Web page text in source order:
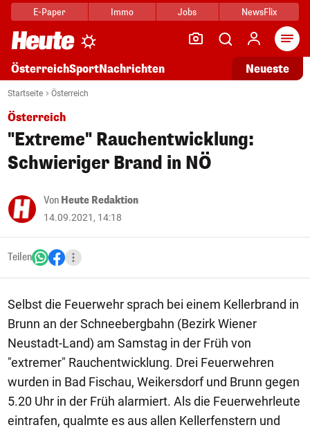
E-Paper Immo Jobs NewsFlix
ÖsterreichSportNachrichten Neueste
Startseite Österreich
Österreich
"Extreme" Rauchentwicklung:
Schwieriger Brand in NÖ
Von Heute Redaktion
14.09.2021, 14:18
Teilen
Selbst die Feuerwehr sprach bei einem Kellerbrand in
Brunn an der Schneebergbahn (Bezirk Wiener
Neustadt-Land) am Samstag in der Früh von
"extremer" Rauchentwicklung. Drei Feuerwehren
wurden in Bad Fischau, Weikersdorf und Brunn gegen
5.20 Uhr in der Früh alarmiert. Als die Feuerwehrleute
eintrafen, qualmte es aus allen Kellerfenstern und